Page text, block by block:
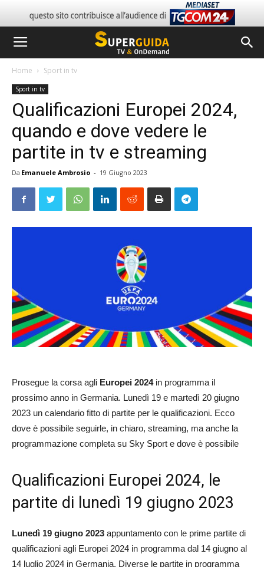
Home Sport in tv
Sport in tv
Qualificazioni Europei 2024,
quando e dove vedere le
partite in tv e streaming
Da Emanuele Ambrosio - 19 Giugno 2023
Prosegue la corsa agli Europei 2024in programma il
prossimo anno in Germania. Lunedì 19 e martedì 20 giugno
2023 un calendario fitto di partite per le qualificazioni. Ecco
dove è possibile seguirle, in chiaro, streaming, ma anche la
programmazione completa su Sky Sport e dove è possibile
Qualificazioni Europei 2024, le
partite di lunedì 19 giugno 2023
Lunedì 19 giugno 2023 appuntamento con le prime partite di
qualificazioni agli Europei 2024 in programma dal 14 giugno al
14 luglio 2024 in Germania. Diverse le partite in programma